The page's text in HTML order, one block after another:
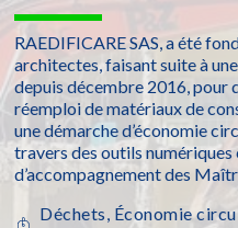
RAEDIFICARE SAS, a été
architectes, faisant suite à
depuis décembre 2016, pour
réemploi de matériaux de
une démarche d’économie
travers des outils numériques
d’accompagnement des
Déchets, Économie